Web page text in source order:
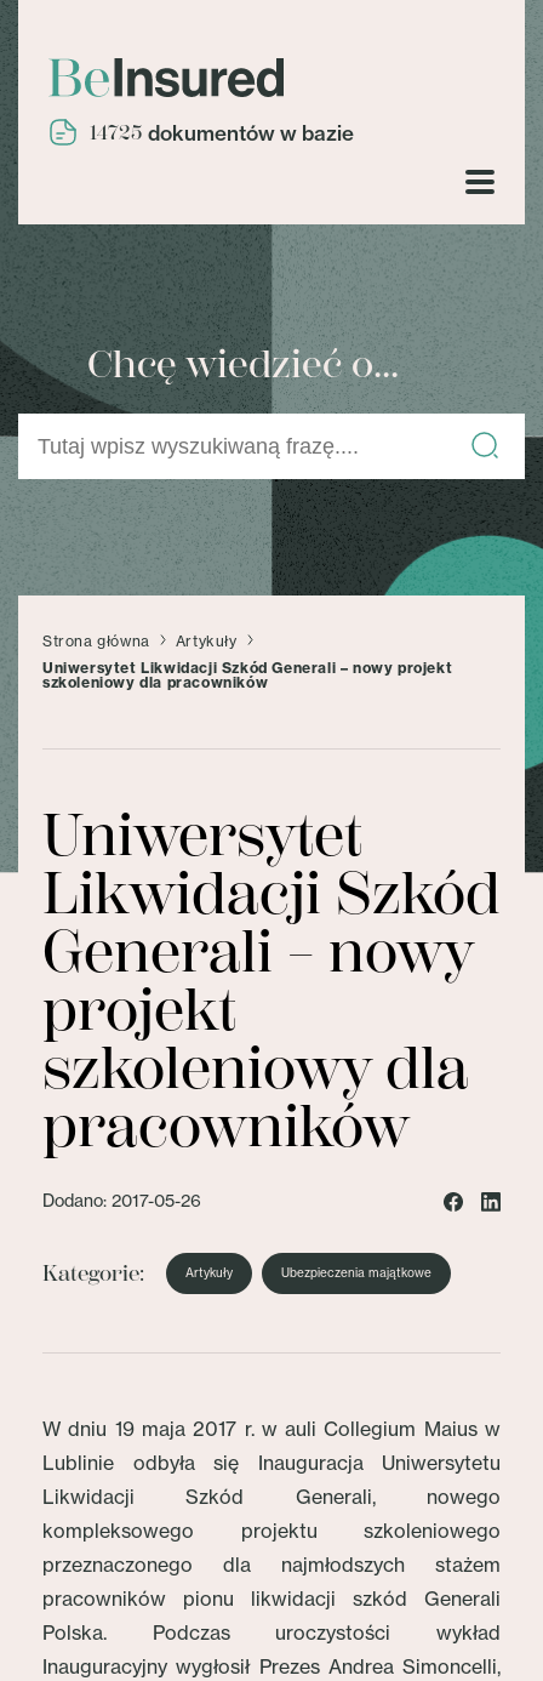
14725 dokumentów w bazie
Chcę wiedzieć o...
Strona główna
Artykuły
Uniwersytet Likwidacji Szkód Generali – nowy projekt
szkoleniowy dla pracowników
Uniwersytet
Likwidacji Szkód
Generali – nowy
projekt
szkoleniowy dla
pracowników
Dodano: 2017-05-26
Kategorie: Artykuły Ubezpieczenia majątkowe
W dniu 19 maja 2017 r. w auli Collegium Maius w
Lublinie odbyła się Inauguracja Uniwersytetu
Likwidacji Szkód Generali, nowego
kompleksowego projektu szkoleniowego
przeznaczonego dla najmłodszych stażem
pracowników pionu likwidacji szkód Generali
Polska. Podczas uroczystości wykład
Inauguracyjny wygłosił Prezes Andrea Simoncelli,